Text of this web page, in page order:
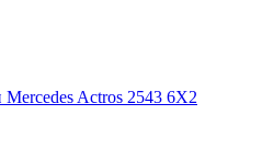
Actros 2543 6X2